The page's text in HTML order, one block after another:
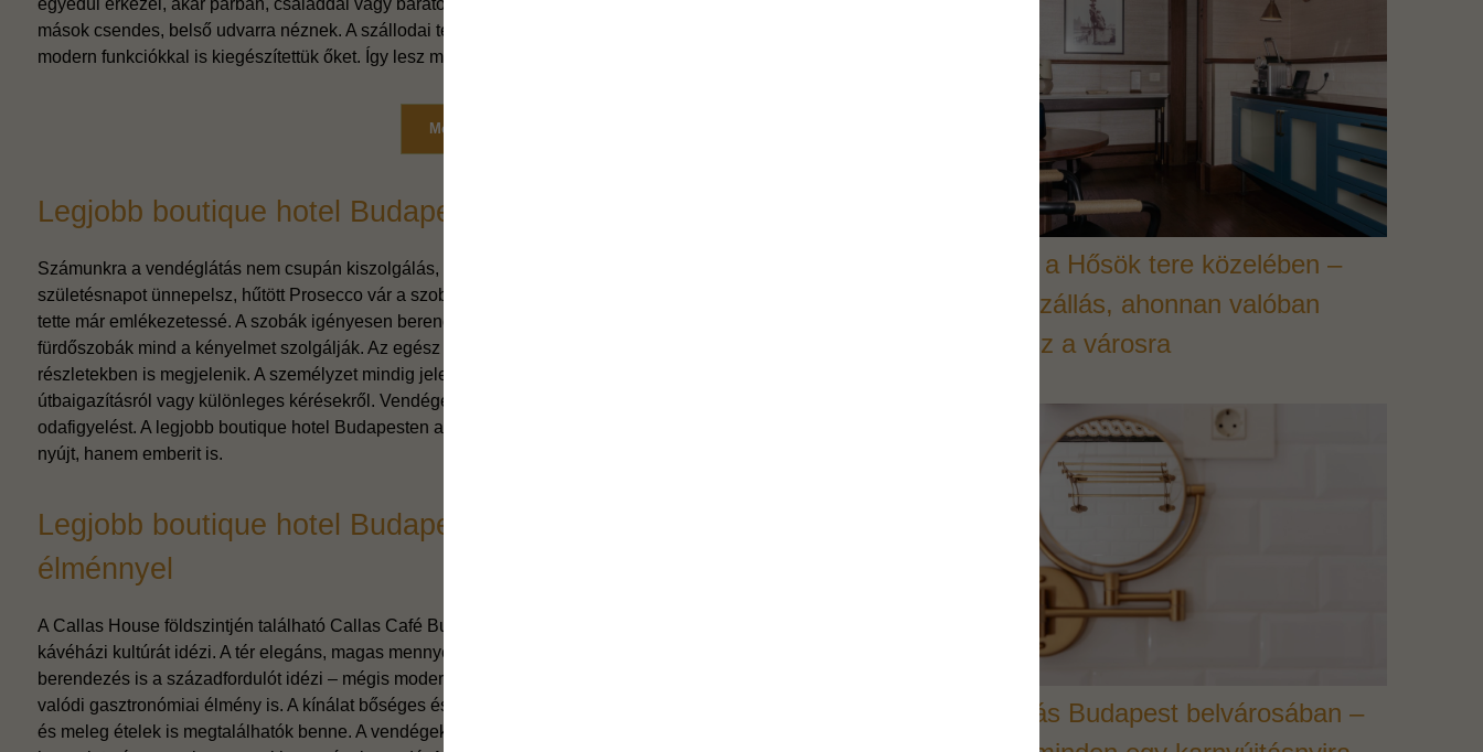
egyedül érkezel, akár párban, családdal vagy barátokkal. Több szobánk közvetlen kilátással rendelkezik az Operára,
mások csendes, belső udvarra néznek. A szállodai terekben megmaradtak az eredeti építészeti részletek, ugyanakkor
modern funkciókkal is kiegészítettük őket. Így lesz minden tartózkodás egyszerre időutazás és pihentető élmény.
Megnézem a szobákat!
Legjobb boutique hotel Budapesten figyelmes vendéglátással
Számunkra a vendéglátás nem csupán kiszolgálás, hanem odafigyelés a részletekre. Ha előre jelzed, hogy
születésnapot ünnepelsz, hűtött Prosecco vár a szobádban érkezéskor – ez az apró figyelmesség sok vendégünk napját
tette már emlékezetessé. A szobák igényesen berendezettek, a nagy méretű ágyak, külön ülőhelyek és jól felszerelt
fürdőszobák mind a kényelmet szolgálják. Az egész szállodára jellemző az elegancia és a letisztultság, ami a
részletekben is megjelenik. A személyzet mindig jelen van, segítőkész és diszkrét – legyen szó éttermi ajánlásról,
útbaigazításról vagy különleges kérésekről. Vendégeink gyakran említik, mennyire értékelik ezt a fajta közvetlenséget és
odafigyelést. A legjobb boutique hotel Budapesten attól válik valóban különlegessé, hogy nemcsak esztétikai élményt
nyújt, hanem emberit is.
Legjobb boutique hotel Budapesten a századfordulós kávéházi
élménnyel
A Callas House földszintjén található Callas Café Budapest egyik utolsó igazi Grand Café-ja, ahol minden részlet a régi
kávéházi kultúrát idézi. A tér elegáns, magas mennyezetes, stukkókkal és márványoszlopokkal tagolt, a világítás és a
berendezés is a századfordulót idézi – mégis modern és letisztult. A reggelit itt szolgáljuk fel, ami nemcsak praktikus, de
valódi gasztronómiai élmény is. A kínálat bőséges és változatos: friss pékáru, gyümölcsök, sajtok, kávékülönlegességek
és meleg ételek is megtalálhatók benne. A vendégek gyakran hosszabb időt töltenek itt, mint tervezték, mert a hely
Hotel a Hősök tere közelében –
egy szállás, ahonnan valóban
rálátsz a városra
Szállás Budapest belvárosában –